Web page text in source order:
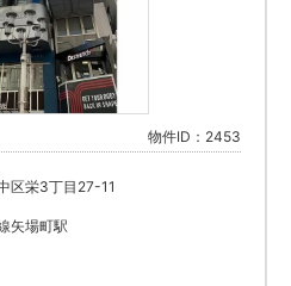
物件ID：2453
区栄3丁目27-11
矢場町駅